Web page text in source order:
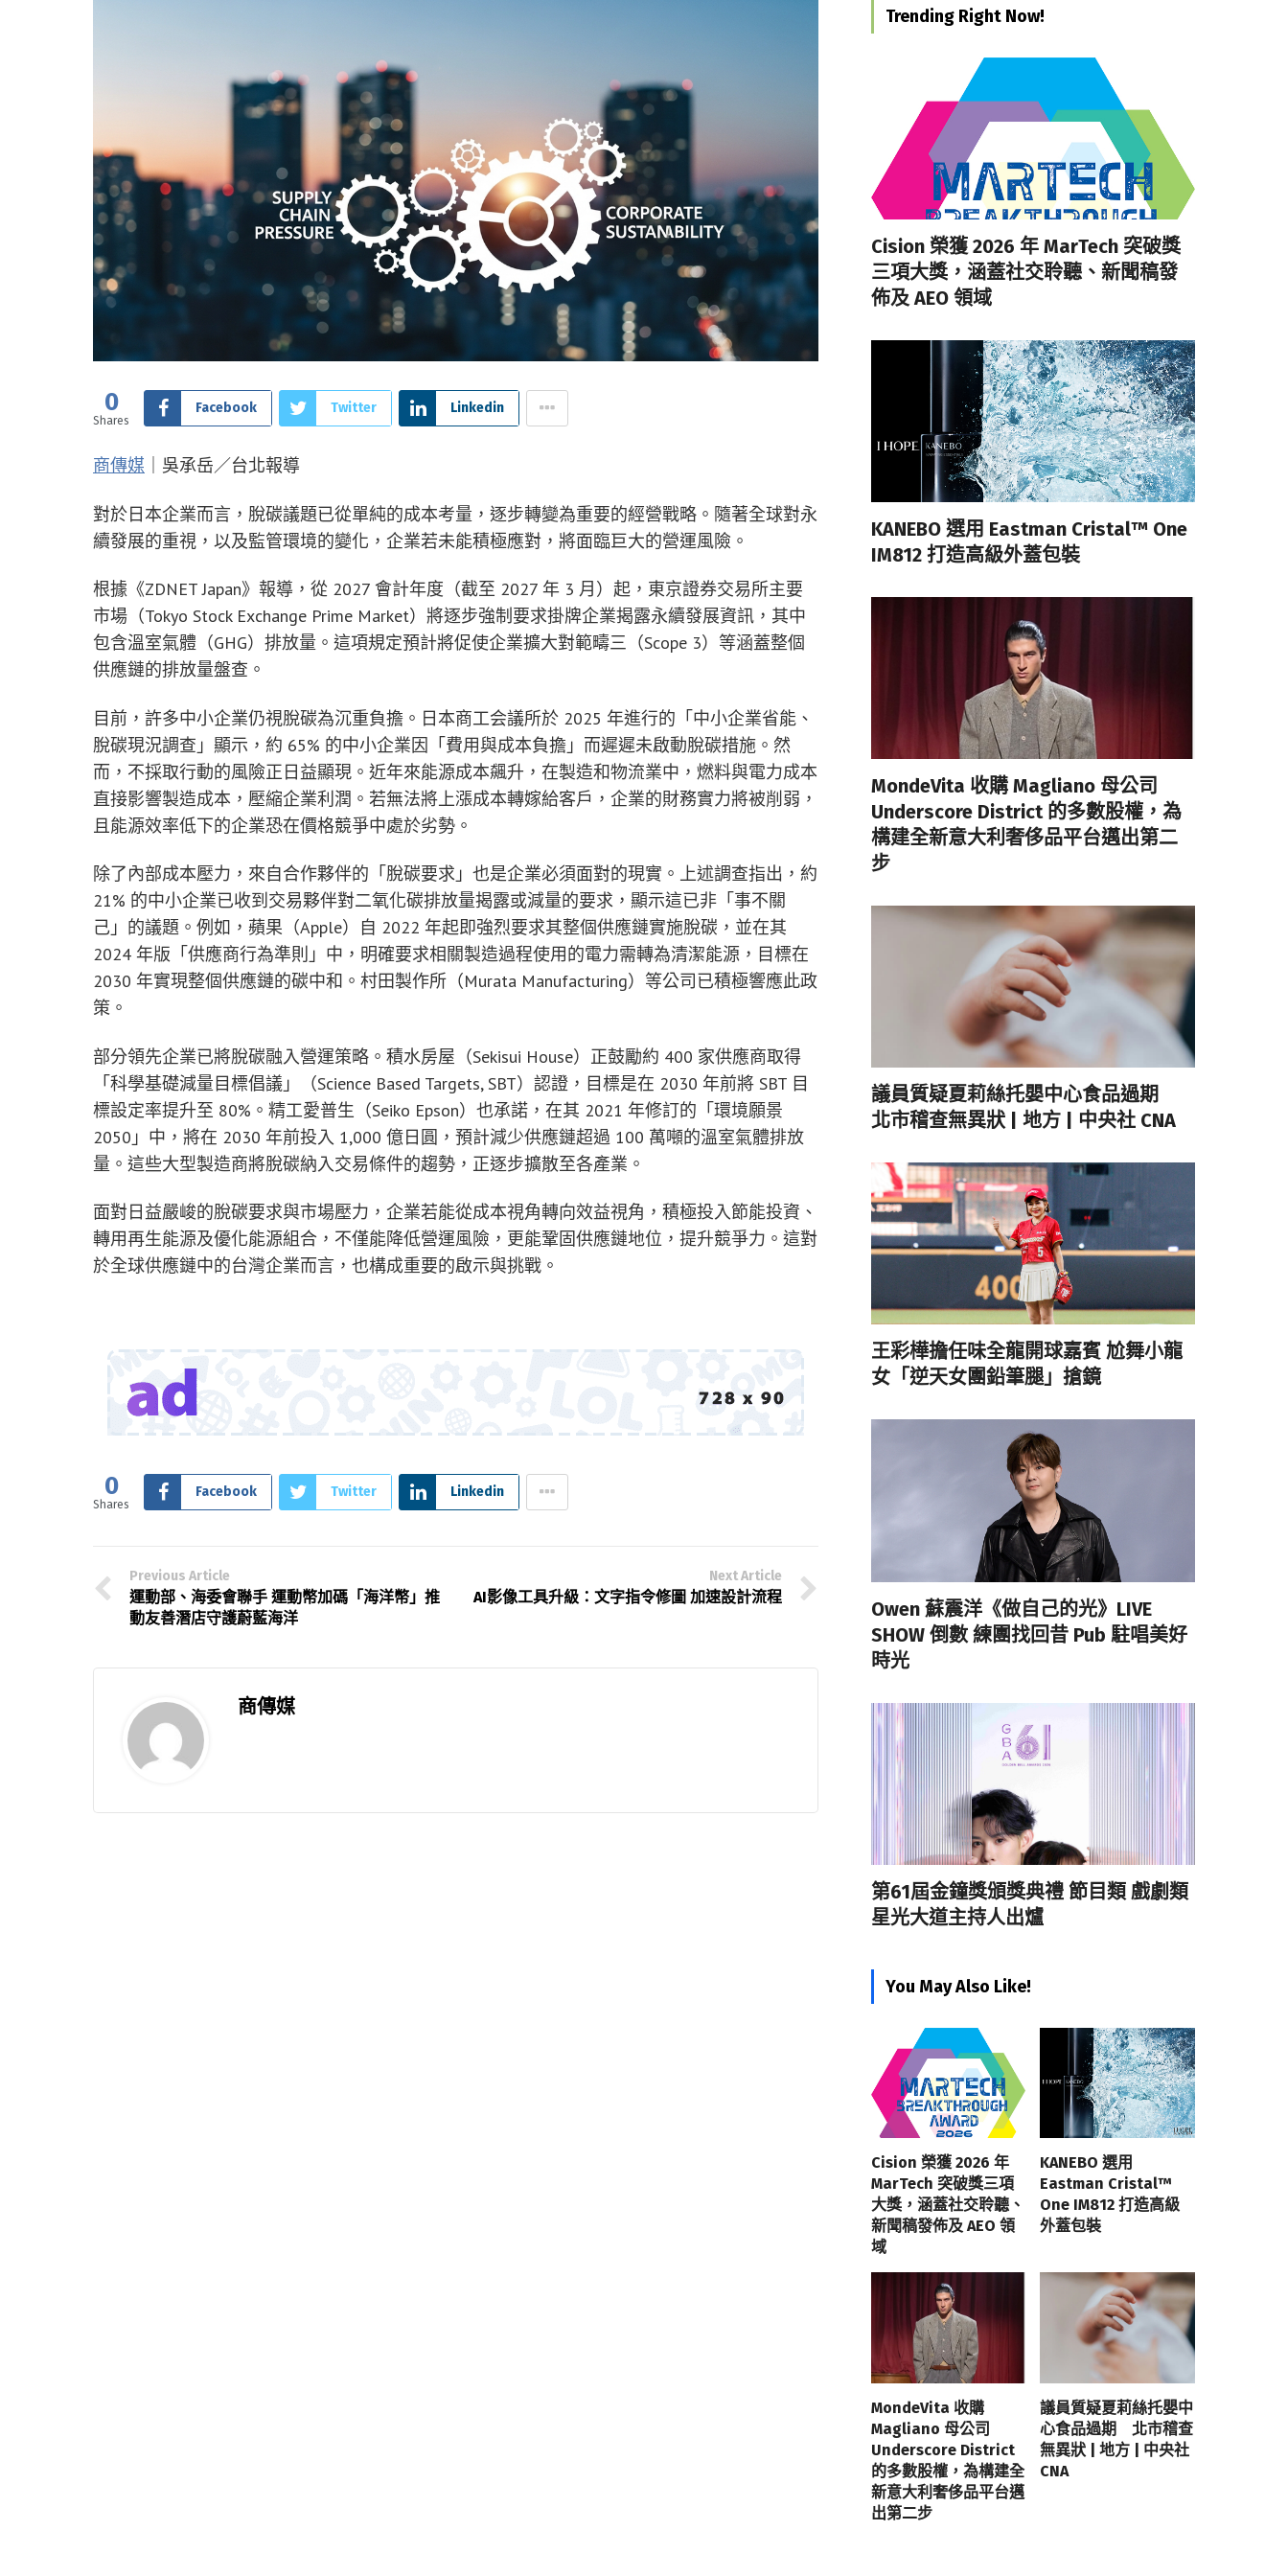
0
Shares
Facebook Twitter Linkedin
商傳媒 ｜吳承岳／台北報導
對於日本企業而言，脫碳議題已從單純的成本考量，逐步轉變為重要的經營戰略。隨著全球對永
續發展的重視，以及監管環境的變化，企業若未能積極應對，將面臨巨大的營運風險。
根據《ZDNET Japan》報導，從 2027 會計年度（截至 2027 年 3 月）起，東京證券交易所主要
市場（Tokyo Stock Exchange Prime Market）將逐步強制要求掛牌企業揭露永續發展資訊，其中
包含溫室氣體（GHG）排放量。這項規定預計將促使企業擴大對範疇三（Scope 3）等涵蓋整個
供應鏈的排放量盤查。
目前，許多中小企業仍視脫碳為沉重負擔。日本商工会議所於 2025 年進行的「中小企業省能、
脫碳現況調查」顯示，約 65% 的中小企業因「費用與成本負擔」而遲遲未啟動脫碳措施。然
而，不採取行動的風險正日益顯現。近年來能源成本飆升，在製造和物流業中，燃料與電力成本
直接影響製造成本，壓縮企業利潤。若無法將上漲成本轉嫁給客戶，企業的財務實力將被削弱，
且能源效率低下的企業恐在價格競爭中處於劣勢。
除了內部成本壓力，來自合作夥伴的「脫碳要求」也是企業必須面對的現實。上述調查指出，約
21% 的中小企業已收到交易夥伴對二氧化碳排放量揭露或減量的要求，顯示這已非「事不關
己」的議題。例如，蘋果（Apple）自 2022 年起即強烈要求其整個供應鏈實施脫碳，並在其
2024 年版「供應商行為準則」中，明確要求相關製造過程使用的電力需轉為清潔能源，目標在
2030 年實現整個供應鏈的碳中和。村田製作所（Murata Manufacturing）等公司已積極響應此政
策。
部分領先企業已將脫碳融入營運策略。積水房屋（Sekisui House）正鼓勵約 400 家供應商取得
「科學基礎減量目標倡議」（Science Based Targets, SBT）認證，目標是在 2030 年前將 SBT 目
標設定率提升至 80%。精工愛普生（Seiko Epson）也承諾，在其 2021 年修訂的「環境願景
2050」中，將在 2030 年前投入 1,000 億日圓，預計減少供應鏈超過 100 萬噸的溫室氣體排放
量。這些大型製造商將脫碳納入交易條件的趨勢，正逐步擴散至各產業。
面對日益嚴峻的脫碳要求與市場壓力，企業若能從成本視角轉向效益視角，積極投入節能投資、
轉用再生能源及優化能源組合，不僅能降低營運風險，更能鞏固供應鏈地位，提升競爭力。這對
於全球供應鏈中的台灣企業而言，也構成重要的啟示與挑戰。
0
Shares
Facebook Twitter Linkedin
Previous Article
運動部、海委會聯手 運動幣加碼「海洋幣」推
動友善潛店守護蔚藍海洋
Next Article
AI影像工具升級：文字指令修圖 加速設計流程
商傳媒
Trending Right Now!
Cision 榮獲 2026 年 MarTech 突破獎
三項大獎，涵蓋社交聆聽、新聞稿發
佈及 AEO 領域
KANEBO 選用 Eastman Cristal™ One
IM812 打造高級外蓋包裝
MondeVita 收購 Magliano 母公司
Underscore District 的多數股權，為
構建全新意大利奢侈品平台邁出第二
步
議員質疑夏莉絲托嬰中心食品過期
北市稽查無異狀 | 地方 | 中央社 CNA
王彩樺擔任味全龍開球嘉賓 尬舞小龍
女「逆天女團鉛筆腿」搶鏡
Owen 蘇震洋《做自己的光》LIVE
SHOW 倒數 練團找回昔 Pub 駐唱美好
時光
第61屆金鐘獎頒獎典禮 節目類 戲劇類
星光大道主持人出爐
You May Also Like!
Cision 榮獲 2026 年
MarTech 突破獎三項
大獎，涵蓋社交聆聽、
新聞稿發佈及 AEO 領
域
KANEBO 選用
Eastman Cristal™
One IM812 打造高級
外蓋包裝
MondeVita 收購
Magliano 母公司
Underscore District
的多數股權，為構建全
新意大利奢侈品平台邁
出第二步
議員質疑夏莉絲托嬰中
心食品過期 北市稽查
無異狀 | 地方 | 中央社
CNA